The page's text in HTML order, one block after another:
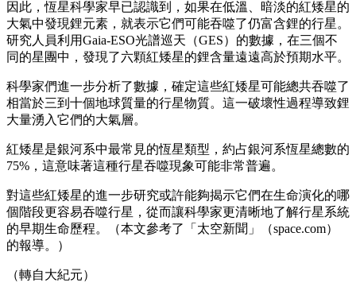
因此，恆星科學家早已認識到，如果在低溫、暗淡的紅矮星的
大氣中發現鋰元素，就表示它們可能吞噬了仍富含鋰的行星。
研究人員利用Gaia-ESO光譜巡天（GES）的數據，在三個不
同的星團中，發現了六顆紅矮星的鋰含量遠遠高於預期水平。
科學家們進一步分析了數據，確定這些紅矮星可能總共吞噬了
相當於三到十個地球質量的行星物質。這一破壞性過程導致鋰
大量湧入它們的大氣層。
紅矮星是銀河系中最常見的恆星類型，約占銀河系恆星總數的
75%，這意味著這種行星吞噬現象可能非常普遍。
對這些紅矮星的進一步研究或許能夠揭示它們在生命演化的哪
個階段更容易吞噬行星，從而讓科學家更清晰地了解行星系統
的早期生命歷程。（本文參考了「太空新聞」（space.com）
的報導。）
（轉自大紀元）